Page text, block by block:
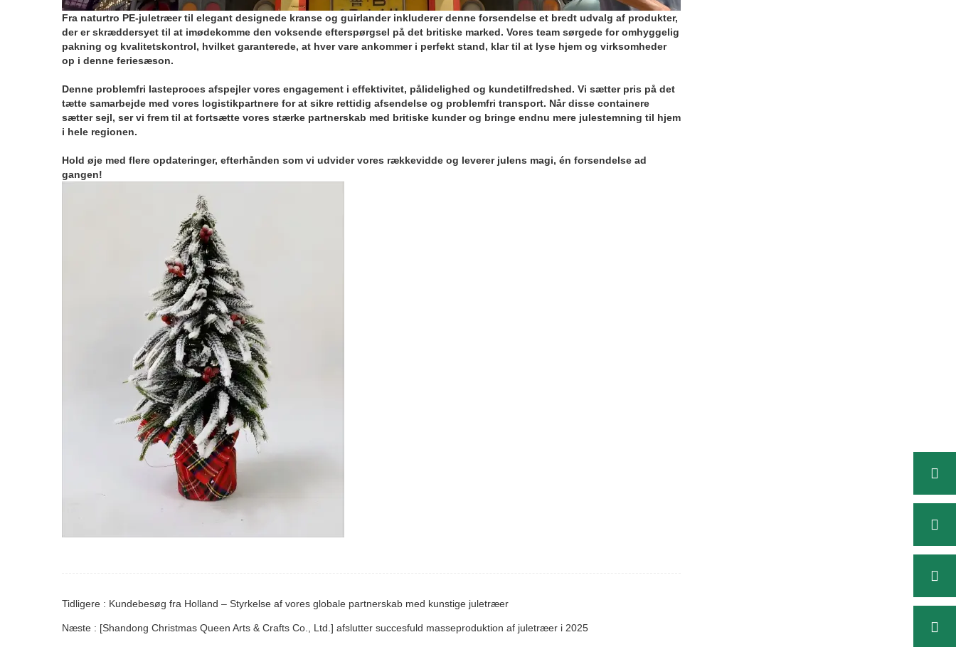
Fra naturtro PE-juletræer til elegant designede kranse og guirlander inkluderer denne forsendelse et bredt udvalg af produkter,
der er skræddersyet til at imødekomme den voksende efterspørgsel på det britiske marked. Vores team sørgede for omhyggelig
pakning og kvalitetskontrol, hvilket garanterede, at hver vare ankommer i perfekt stand, klar til at lyse hjem og virksomheder
op i denne feriesæson.
Denne problemfri lasteproces afspejler vores engagement i effektivitet, pålidelighed og kundetilfredshed. Vi sætter pris på det
tætte samarbejde med vores logistikpartnere for at sikre rettidig afsendelse og problemfri transport. Når disse containere
sætter sejl, ser vi frem til at fortsætte vores stærke partnerskab med britiske kunder og bringe endnu mere julestemning til hjem
i hele regionen.
Hold øje med flere opdateringer, efterhånden som vi udvider vores rækkevidde og leverer julens magi, én forsendelse ad
gangen!
Tidligere : Kundebesøg fra Holland – Styrkelse af vores globale partnerskab med kunstige juletræer
Næste : [Shandong Christmas Queen Arts & Crafts Co., Ltd.] afslutter succesfuld masseproduktion af juletræer i 2025